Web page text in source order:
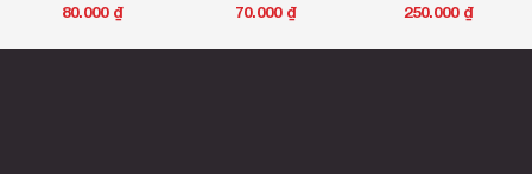
80.000 ₫
70.000 ₫
250.000 ₫